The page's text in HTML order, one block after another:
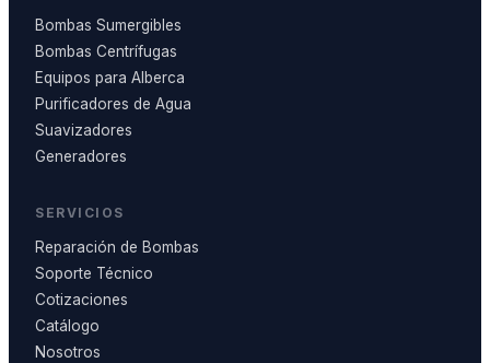
Bombas Sumergibles
Bombas Centrífugas
Equipos para Alberca
Purificadores de Agua
Suavizadores
Generadores
SERVICIOS
Reparación de Bombas
Soporte Técnico
Cotizaciones
Catálogo
Nosotros